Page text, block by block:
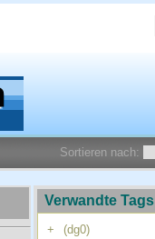
Sortieren nach:
Verwandte Tags
+
(dg0)